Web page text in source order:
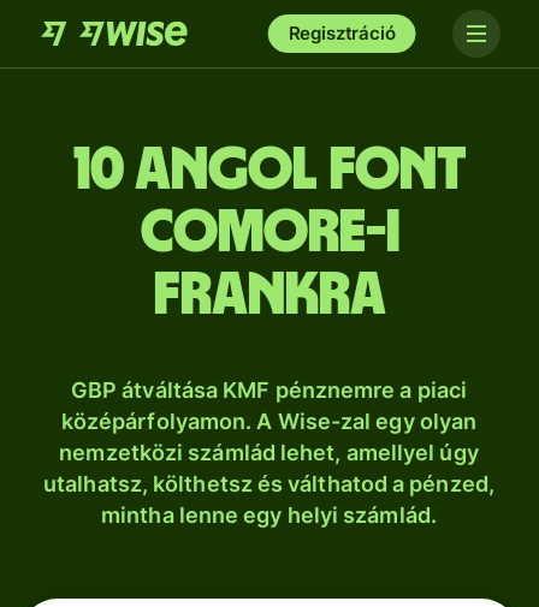
Regisztráció
10 angol font
comore-i
frankra
GBP átváltása KMF pénznemre a piaci
középárfolyamon. A Wise-zal egy olyan
nemzetközi számlád lehet, amellyel úgy
utalhatsz, költhetsz és válthatod a pénzed,
mintha lenne egy helyi számlád.